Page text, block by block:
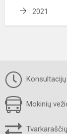
2021
Mokinių